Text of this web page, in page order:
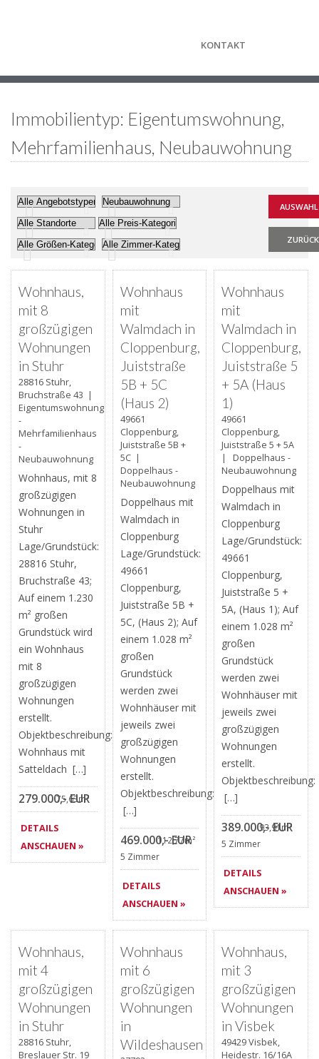
KONTAKT
Immobilientyp: Eigentumswohnung,
Mehrfamilienhaus, Neubauwohnung
AKTUALISIERT
Wohnhaus,
mit 8
großzügigen
Wohnungen
in Stuhr
28816 Stuhr,
Bruchstraße 43 |
Eigentumswohnung
-
Mehrfamilienhaus
-
Neubauwohnung
Wohnhaus, mit 8
großzügigen
Wohnungen in
Stuhr
Lage/Grundstück:
28816 Stuhr,
Bruchstraße 43;
Auf einem 1.230
m² großen
Grundstück wird
ein Wohnhaus
mit 8
großzügigen
Wohnungen
erstellt.
Objektbeschreibung:
Wohnhaus mit
Satteldach […]
279.000,- EUR
75,63m²
DETAILS
ANSCHAUEN »
AKTUALISIERT
Wohnhaus
mit
Walmdach in
Cloppenburg,
Juiststraße
5B + 5C
(Haus 2)
49661
Cloppenburg,
Juiststraße 5B +
5C |
Doppelhaus -
Neubauwohnung
Doppelhaus mit
Walmdach in
Cloppenburg
Lage/Grundstück:
49661
Cloppenburg,
Juiststraße 5B +
5C, (Haus 2); Auf
einem 1.028 m²
großen
Grundstück
werden zwei
Wohnhäuser mit
jeweils zwei
großzügigen
Wohnungen
erstellt.
Objektbeschreibung:
[…]
469.000,- EUR
112,77m²
5 Zimmer
DETAILS
ANSCHAUEN »
AKTUALISIERT
Wohnhaus
mit
Walmdach in
Cloppenburg,
Juiststraße 5
+ 5A (Haus
1)
49661
Cloppenburg,
Juiststraße 5 + 5A
| Doppelhaus -
Neubauwohnung
Doppelhaus mit
Walmdach in
Cloppenburg
Lage/Grundstück:
49661
Cloppenburg,
Juiststraße 5 +
5A, (Haus 1); Auf
einem 1.028 m²
großen
Grundstück
werden zwei
Wohnhäuser mit
jeweils zwei
großzügigen
Wohnungen
erstellt.
Objektbeschreibung:
[…]
389.000,- EUR
93,91m²
5 Zimmer
DETAILS
ANSCHAUEN »
AKTUALISIERT
Wohnhaus,
mit 4
großzügigen
Wohnungen
in Stuhr
28816 Stuhr,
Breslauer Str. 19
AKTUALISIERT
Favorite
Wohnhaus
mit 6
großzügigen
Wohnungen
in
Wildeshausen
AKTUALISIERT
Wohnhaus,
mit 3
großzügigen
Wohnungen
in Visbek
49429 Visbek,
Heidestr. 16/16A